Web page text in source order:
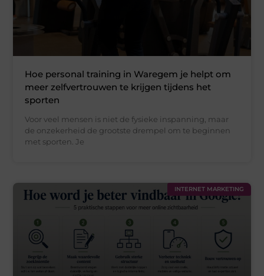
Hoe personal training in Waregem je helpt om
meer zelfvertrouwen te krijgen tijdens het
sporten
Voor veel mensen is niet de fysieke inspanning, maar
de onzekerheid de grootste drempel om te beginnen
met sporten. Je
INTERNET MARKETING